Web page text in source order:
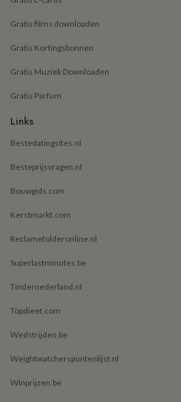
Gratis films downloaden
Gratis Kortingsbonnen
Gratis Muziek Downloaden
Gratis Parfum
Links
Bestedatingsites.nl
Besteprijsvragen.nl
Bouwgids.com
Kerstmarkt.com
Reclamefolderonline.nl
Superlastminutes.be
Tindernederland.nl
Topdieet.com
Wedstrijden.be
Weightwatcherspuntenlijst.nl
Winprijzen.be